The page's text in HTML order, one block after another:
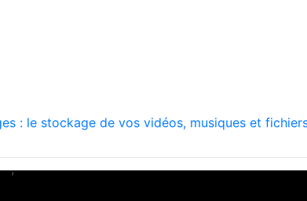
: le stockage de vos vidéos, musiques et